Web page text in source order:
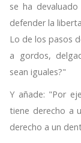
se ha
defender la
Lo de los pasos
a gordos,
sean iguales?"
Y añade: "Por
tiene derecho a
derecho a un